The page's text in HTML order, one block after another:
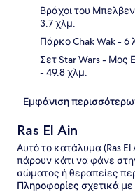
Βράχοι του
3.7 χλμ.
Πάρκο Chak Wak- 6
Σετ Star Wars - Μος
- 49.8 χλμ.
Εμφάνιση
Ras El Ain
Αυτό το κατάλυμα (Ras El
πάρουν κάτι να φάνε
σώματος ή θεραπείες
Πληροφορίες σχετικά